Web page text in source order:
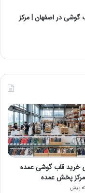
گوشی در اصفهان | مرکز
خرید قاب گوشی عمده
مرکز پخش عمده